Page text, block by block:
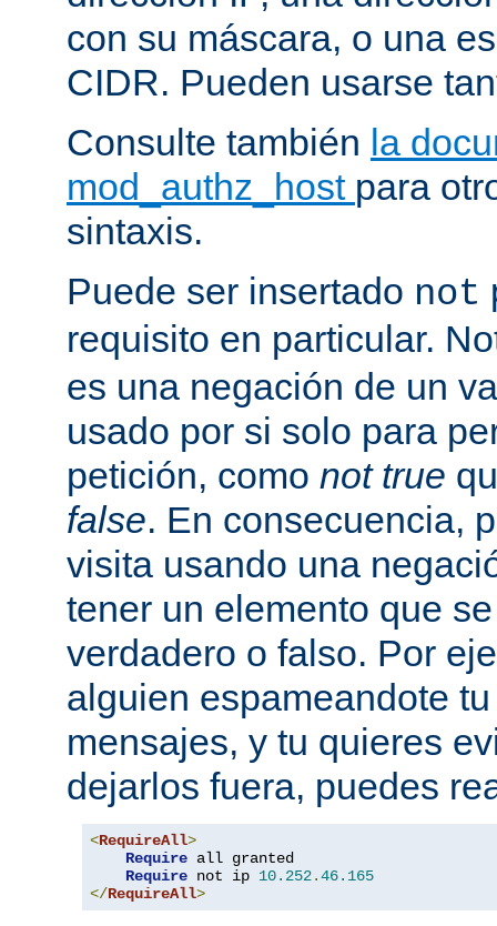
con su máscara, o una
CIDR. Pueden usarse
Consulte también la
mod_authz_host para
sintaxis.
Puede ser insertado not
requisito en particular.
es una negación de un
usado por si solo para
petición, como not true
false. En consecuencia,
visita usando una
tener un elemento que
verdadero o falso. Por
alguien espameandote
mensajes, y tu quieres
dejarlos fuera, puedes
<RequireAll>
Require all granted
Require not ip 10.252.46.165
</RequireAll>